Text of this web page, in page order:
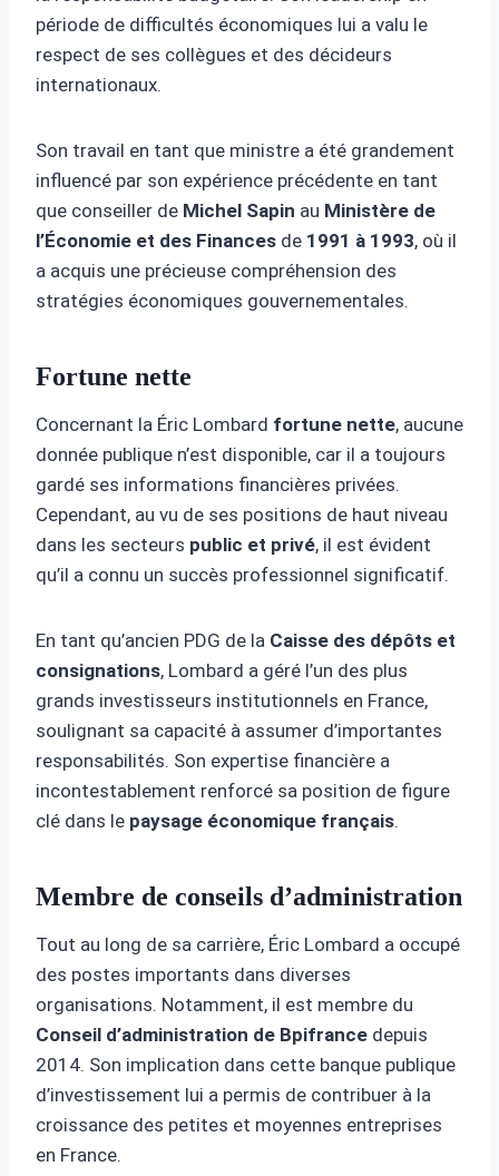
période de difficultés économiques lui a valu le
respect de ses collègues et des décideurs
internationaux.
Son travail en tant que ministre a été grandement
influencé par son expérience précédente en tant
que conseiller de Michel Sapin au Ministère de
l’Économie et des Finances de 1991 à 1993, où il
a acquis une précieuse compréhension des
stratégies économiques gouvernementales.
Fortune nette
Concernant la Éric Lombard fortune nette, aucune
donnée publique n’est disponible, car il a toujours
gardé ses informations financières privées.
Cependant, au vu de ses positions de haut niveau
dans les secteurs public et privé, il est évident
qu’il a connu un succès professionnel significatif.
En tant qu’ancien PDG de la Caisse des dépôts et
consignations, Lombard a géré l’un des plus
grands investisseurs institutionnels en France,
soulignant sa capacité à assumer d’importantes
responsabilités. Son expertise financière a
incontestablement renforcé sa position de figure
clé dans le paysage économique français.
Membre de conseils d’administration
Tout au long de sa carrière, Éric Lombard a occupé
des postes importants dans diverses
organisations. Notamment, il est membre du
Conseil d’administration de Bpifrance depuis
2014. Son implication dans cette banque publique
d’investissement lui a permis de contribuer à la
croissance des petites et moyennes entreprises
en France.